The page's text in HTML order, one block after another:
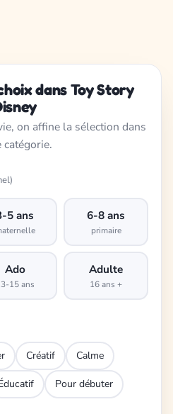
dans Toy Story
on affine la sélection dans
catégorie.
5 ans 6-8 ans
primaire
Ado
15 ans
Adulte
16 ans +
Créatif Calme
Pour débuter